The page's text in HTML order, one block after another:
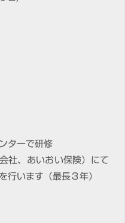
ターで研修
社、あいおい保険）にて
行います（最長３年）